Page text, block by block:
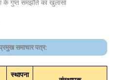
के गुप्त समझौते का खुलासा
समाचार पत्र:
स्थापना